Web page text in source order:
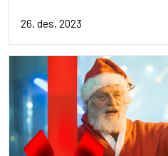
26. des. 2023